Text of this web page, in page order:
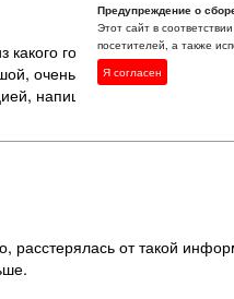
города переехали?
очень современный,
напишите пожалуйста.
расстерялась от такой
Предупреждение о
Этот сайт в
посетителей, а также
Я согласен